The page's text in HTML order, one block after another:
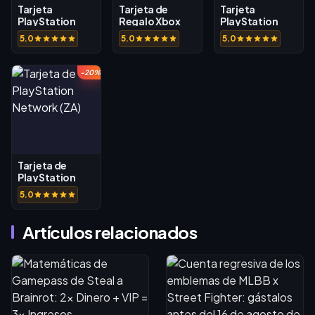
Tarjeta
PlayStation
Network (TH)
5.0
Tarjeta de
Regalo Xbox
Live (TR)
5.0
Tarjeta
PlayStation
Network (AE)
5.0
-20%
Tarjeta de
PlayStation
Network (ZA)
5.0
Artículos relacionados